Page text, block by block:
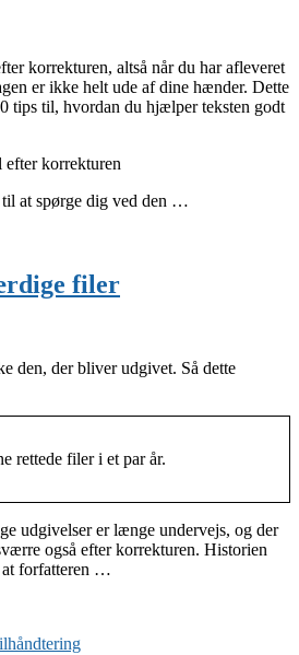
korrekturen, altså når du har afleveret
er ikke helt ude af dine hænder. Dette
tips til, hvordan du hjælper teksten godt
korrekturen
at spørge dig ved den …
filer
den, der bliver udgivet. Så dette
rettede filer i et par år.
udgivelser er længe undervejs, og der
også efter korrekturen. Historien
at forfatteren …